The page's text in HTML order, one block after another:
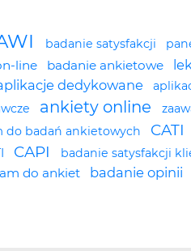
badanie satysfakcji
line badanie ankietowe
dedykowane
ankiety online
do badań ankietowych CATI
CAPI badanie satysfakcji
do ankiet badanie opinii